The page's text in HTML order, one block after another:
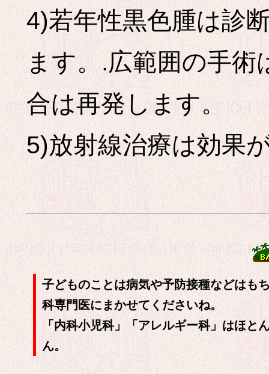
4)若年性黒色腫は診
ます。.広範囲の手術
合は再発します。
5)放射線治療は効果
子どものことは病気や予防接種などはも
科専門医にまかせてくださいね。
「内科小児科」「アレルギー科」はほと
ん。